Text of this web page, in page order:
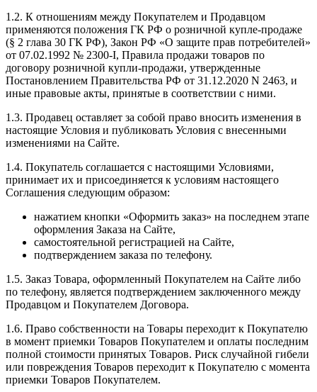
1.2. К отношениям между Покупателем и Продавцом
применяются положения ГК РФ о розничной купле-продаже
(§ 2 глава 30 ГК РФ), Закон РФ «О защите прав потребителей»
от 07.02.1992 № 2300-I, Правила продажи товаров по
договору розничной купли-продажи, утвержденные
Постановлением Правительства РФ от 31.12.2020 N 2463, и
иные правовые акты, принятые в соответствии с ними.
1.3. Продавец оставляет за собой право вносить изменения в
настоящие Условия и публиковать Условия с внесенными
изменениями на Сайте.
1.4. Покупатель соглашается с настоящими Условиями,
принимает их и присоединяется к условиям настоящего
Соглашения следующим образом:
нажатием кнопки «Оформить заказ» на последнем этапе
оформления Заказа на Сайте,
самостоятельной регистрацией на Сайте,
подтверждением заказа по телефону.
1.5. Заказ Товара, оформленный Покупателем на Сайте либо
по телефону, является подтверждением заключенного между
Продавцом и Покупателем Договора.
1.6. Право собственности на Товары переходит к Покупателю
в момент приемки Товаров Покупателем и оплаты последним
полной стоимости принятых Товаров. Риск случайной гибели
или повреждения Товаров переходит к Покупателю с момента
приемки Товаров Покупателем.